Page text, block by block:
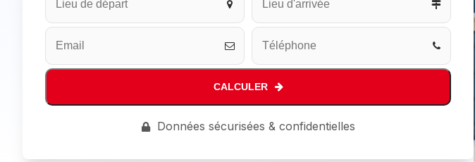
CALCULER
Données sécurisées & confidentielles